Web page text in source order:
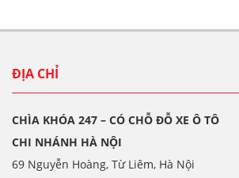
ĐỊA CHỈ
CHÌA KHÓA 247 – CÓ CHỖ ĐỖ XE Ô TÔ
CHI NHÁNH HÀ NỘI
69 Nguyễn Hoàng, Từ Liêm, Hà Nội